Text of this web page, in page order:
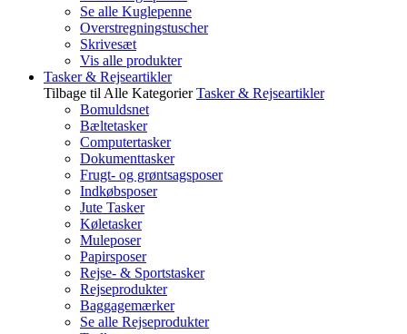
Se alle Kuglepenne
Overstregningstuscher
Skrivesæt
Vis alle produkter
Tasker & Rejseartikler
Tilbage til Alle Kategorier Tasker & Rejseartikler
Bomuldsnet
Bæltetasker
Computertasker
Dokumenttasker
Frugt- og grøntsagsposer
Indkøbsposer
Jute Tasker
Køletasker
Muleposer
Papirsposer
Rejse- & Sportstasker
Rejseprodukter
Baggagemærker
Se alle Rejseprodukter